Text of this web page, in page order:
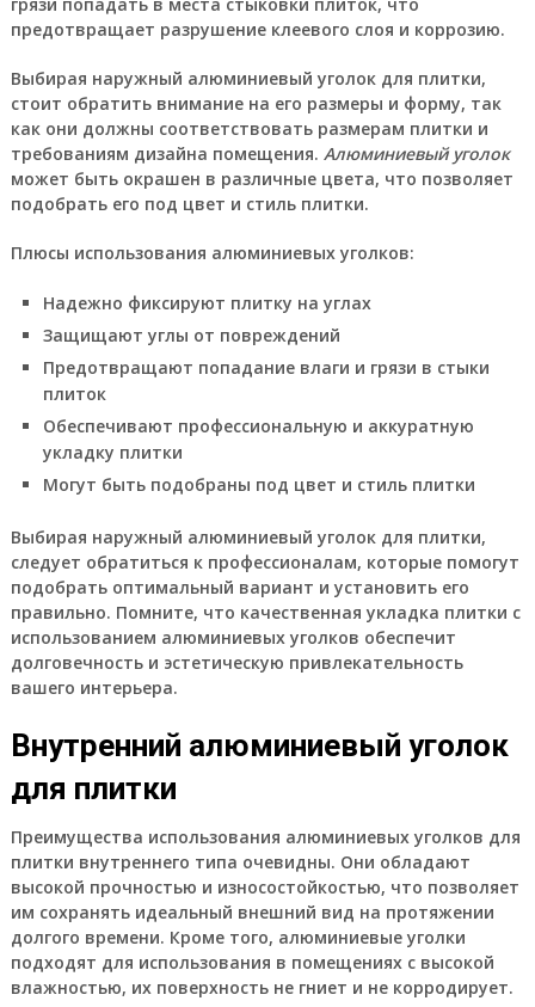
предотвращает разрушение клеевого слоя и коррозию.
Выбирая наружный алюминиевый уголок для плитки,
стоит обратить внимание на его размеры и форму, так
как они должны соответствовать размерам плитки и
требованиям дизайна помещения. Алюминиевый уголок
может быть окрашен в различные цвета, что позволяет
подобрать его под цвет и стиль плитки.
Плюсы использования алюминиевых уголков:
Надежно фиксируют плитку на углах
Защищают углы от повреждений
Предотвращают попадание влаги и грязи в стыки
плиток
Обеспечивают профессиональную и аккуратную
укладку плитки
Могут быть подобраны под цвет и стиль плитки
Выбирая наружный алюминиевый уголок для плитки,
следует обратиться к профессионалам, которые помогут
подобрать оптимальный вариант и установить его
правильно. Помните, что качественная укладка плитки с
использованием алюминиевых уголков обеспечит
долговечность и эстетическую привлекательность
вашего интерьера.
Внутренний алюминиевый уголок
для плитки
Преимущества использования алюминиевых уголков для
плитки внутреннего типа очевидны. Они обладают
высокой прочностью и износостойкостью, что позволяет
им сохранять идеальный внешний вид на протяжении
долгого времени. Кроме того, алюминиевые уголки
подходят для использования в помещениях с высокой
влажностью, их поверхность не гниет и не корродирует.